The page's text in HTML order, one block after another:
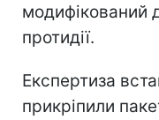
модифікований
протидії.
Експертиза
прикріпили